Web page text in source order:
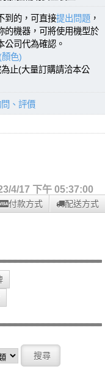
到的，可直接提出問題 ，
的機器，可將使用機型於
公司代為確認。
色)
止(大量訂購請洽本公
、評價
4/17 下午 05:37:00
付款方式 配送方式